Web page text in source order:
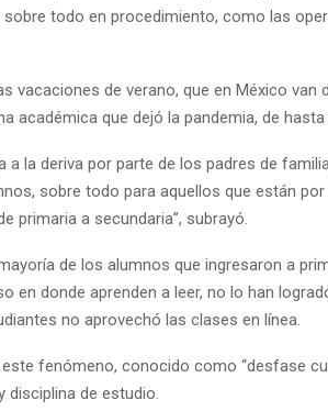
sobre todo en procedimiento, como las
vacaciones de verano, que en México van
académica que dejó la pandemia, de
a la deriva por parte de los padres de
sobre todo para aquellos que están
primaria a secundaria”, subrayó.
de los alumnos que ingresaron a
en donde aprenden a leer, no lo han
no aprovechó las clases en línea.
fenómeno, conocido como “desfase
de estudio.